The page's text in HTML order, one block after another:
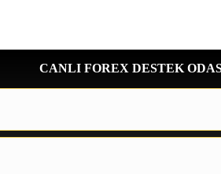
CANLI FOREX DESTEK